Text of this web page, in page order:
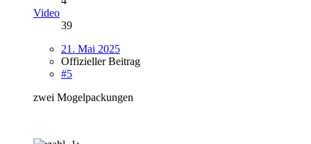
Video
39
21. Mai 2025
Offizieller Beitrag
#5
zwei Mogelpackungen